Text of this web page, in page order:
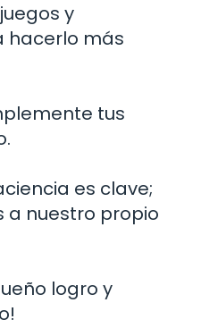
y
hacerlo más
tus
es clave;
nuestro propio
logro y